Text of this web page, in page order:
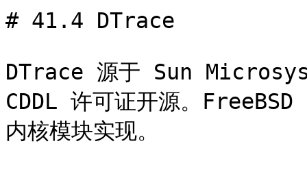
# 41.4 DTrace
DTrace 源于 Sun
CDDL 许可证开源。
内核模块实现。